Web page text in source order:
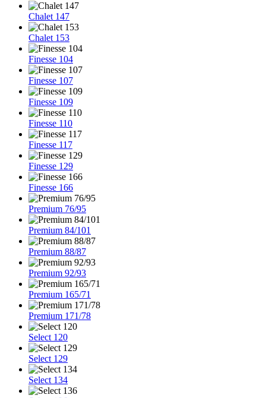
Chalet 147
Chalet 153
Finesse 104
Finesse 107
Finesse 109
Finesse 110
Finesse 117
Finesse 129
Finesse 166
Premium 76/95
Premium 84/101
Premium 88/87
Premium 92/93
Premium 165/71
Premium 171/78
Select 120
Select 129
Select 134